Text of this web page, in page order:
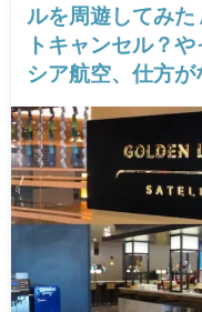
ルを周遊してみ
トキャンセル？
シア航空、仕方が